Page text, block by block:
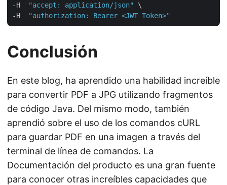
-H
"accept: application/json"
\
-H
"authorization: Bearer <JWT Token>"
Conclusión
En este blog, ha aprendido una habilidad increíble
para convertir PDF a JPG utilizando fragmentos
de código Java. Del mismo modo, también
aprendió sobre el uso de los comandos cURL
para guardar PDF en una imagen a través del
terminal de línea de comandos. La
Documentación del producto es una gran fuente
para conocer otras increíbles capacidades que